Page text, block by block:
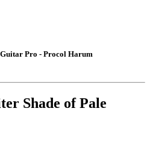
Pro - Procol Harum
Shade of Pale